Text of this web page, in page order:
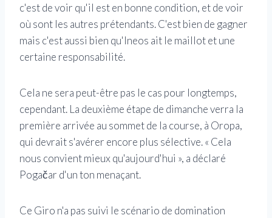
c'est de voir qu'il est en bonne condition, et de voir
où sont les autres prétendants. C'est bien de gagner
mais c'est aussi bien qu'Ineos ait le maillot et une
certaine responsabilité.
Cela ne sera peut-être pas le cas pour longtemps,
cependant. La deuxième étape de dimanche verra la
première arrivée au sommet de la course, à Oropa,
qui devrait s'avérer encore plus sélective. « Cela
nous convient mieux qu'aujourd'hui », a déclaré
Pogačar d'un ton menaçant.
Ce Giro n'a pas suivi le scénario de domination